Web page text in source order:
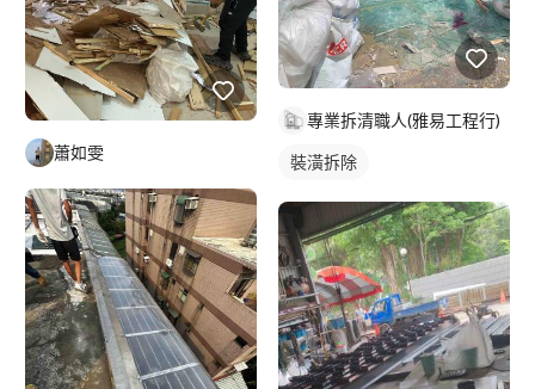
蕭如雯
專業拆清職人(雅易工程行)
裝潢拆除